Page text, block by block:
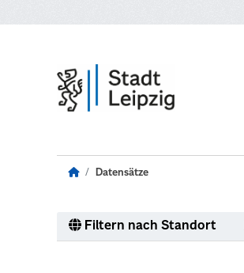
Datensätze
Filtern nach Standort